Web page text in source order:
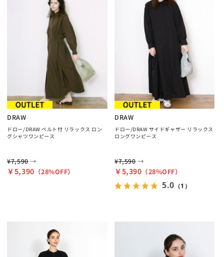
DRAW
ドロー/DRAW ベルト付 リラックス ロン
グシャツワンピース
¥7,590 →
￥5,390 （28%OFF）
DRAW
ドロー/DRAW サイドギャザー リラックス
ロングワンピース
¥7,590 →
￥5,390 （28%OFF）
5.0 （1）